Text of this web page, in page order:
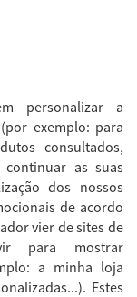
personalizar a
exemplo: para
consultados,
as suas
dos nossos
de acordo
vier de sites de
para mostrar
a minha loja
Estes